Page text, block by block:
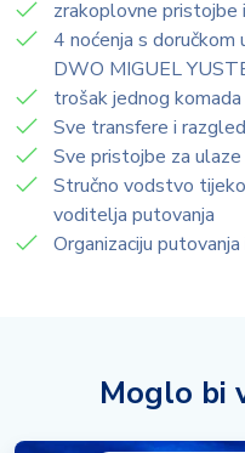
zrakoplovne pristojbe
4 noćenja s
DWO MIGUEL
trošak jednog
Sve transfere i
Sve pristojbe za
Stručno vodstvo
voditelja putovanja
Organizaciju putovanja
Moglo bi